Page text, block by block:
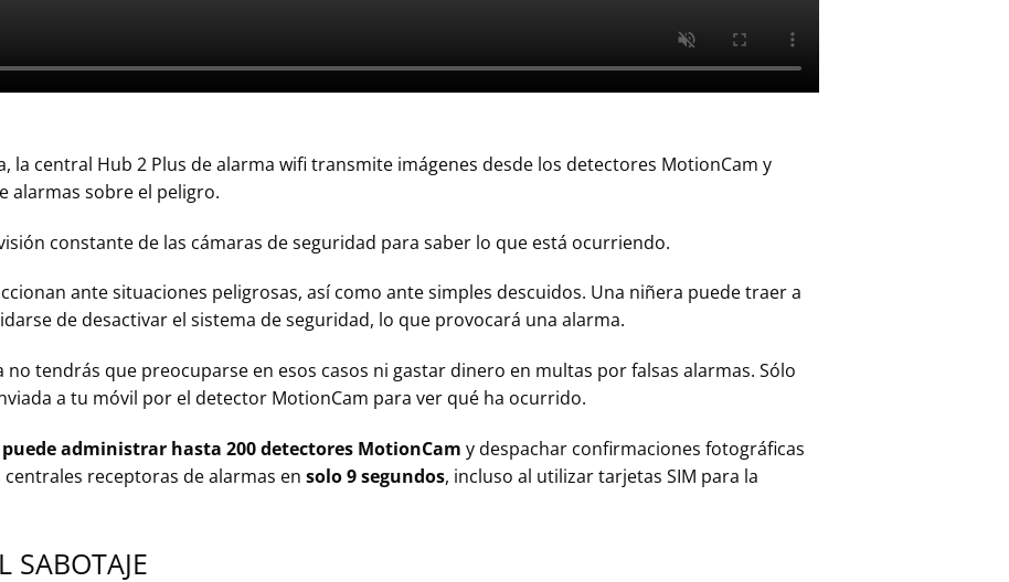
la central Hub 2 Plus de alarma wifi transmite imágenes desde los detectores MotionCam y
alarmas sobre el peligro.
constante de las cámaras de seguridad para saber lo que está ocurriendo.
ante situaciones peligrosas, así como ante simples descuidos. Una niñera puede traer a
de desactivar el sistema de seguridad, lo que provocará una alarma.
no tendrás que preocuparse en esos casos ni gastar dinero en multas por falsas alarmas. Sólo
a tu móvil por el detector MotionCam para ver qué ha ocurrido.
puede administrar hasta 200 detectores MotionCam y despachar confirmaciones fotográficas
receptoras de alarmas en solo 9 segundos, incluso al utilizar tarjetas SIM para la
SABOTAJE